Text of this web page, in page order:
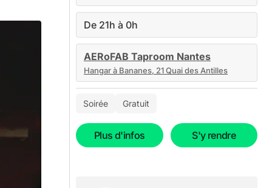
De 21h à 0h
AERoFAB Taproom Nantes
Hangar à Bananes, 21 Quai des Antilles
Soirée Gratuit
Plus d'infos S'y rendre